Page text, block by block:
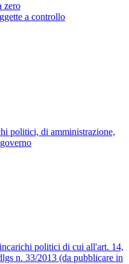
zero
a controllo
politici, di amministrazione,
politici di cui all'art. 14,
n. 33/2013 (da pubblicare in